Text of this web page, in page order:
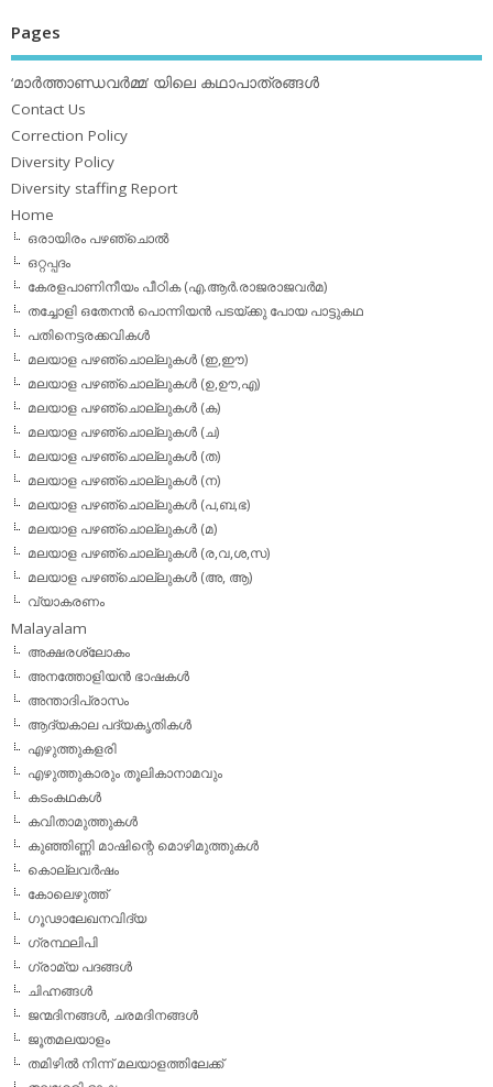
Pages
‘മാര്‍ത്താണ്ഡവര്‍മ്മ’ യിലെ കഥാപാത്രങ്ങള്‍
Contact Us
Correction Policy
Diversity Policy
Diversity staffing Report
Home
ഒരായിരം പഴഞ്ചൊല്‍
ഒറ്റപ്പദം
കേരളപാണിനീയം പീഠിക (എ.ആര്‍.രാജരാജവര്‍മ)
തച്ചോളി ഒതേനൻ പൊന്നിയൻ പടയ്‌ക്കു പോയ പാട്ടുകഥ
പതിനെട്ടരക്കവികള്‍
മലയാള പഴഞ്ചൊല്ലുകള്‍ (ഇ,ഈ)
മലയാള പഴഞ്ചൊല്ലുകള്‍ (ഉ,ഊ,എ)
മലയാള പഴഞ്ചൊല്ലുകള്‍ (ക)
മലയാള പഴഞ്ചൊല്ലുകള്‍ (ച)
മലയാള പഴഞ്ചൊല്ലുകള്‍ (ത)
മലയാള പഴഞ്ചൊല്ലുകള്‍ (ന)
മലയാള പഴഞ്ചൊല്ലുകള്‍ (പ,ബ,ഭ)
മലയാള പഴഞ്ചൊല്ലുകള്‍ (മ)
മലയാള പഴഞ്ചൊല്ലുകള്‍ (ര,വ,ശ,സ)
മലയാള പഴഞ്ചൊല്ലുകൾ (അ, ആ)
വ്യാകരണം
Malayalam
അക്ഷരശ്ലോകം
അനത്തോളിയന്‍ ഭാഷകള്‍
അന്താദിപ്രാസം
ആദ്യകാല പദ്യകൃതികള്‍
എഴുത്തുകളരി
എഴുത്തുകാരും തൂലികാനാമവും
കടംകഥകള്‍
കവിതാമുത്തുകള്‍
കുഞ്ഞിണ്ണി മാഷിന്റെ മൊഴിമുത്തുകള്‍
കൊല്ലവര്‍ഷം
കോലെഴുത്ത്
ഗൂഢാലേഖനവിദ്യ
ഗ്രന്ഥലിപി
ഗ്രാമ്യ പദങ്ങള്‍
ചിഹ്നങ്ങള്‍
ജന്മദിനങ്ങള്‍, ചരമദിനങ്ങള്‍
ജൂതമലയാളം
തമിഴില്‍ നിന്ന് മലയാളത്തിലേക്ക്